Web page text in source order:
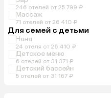
246 отелей от 25 799 ₽
Массаж
71 отелей от 26 410 ₽
Для семей с детьми
Няня
24 отеля от 26 410 ₽
Детское меню
6 отелей от 31 371 ₽
Детский бассейн
5 отелей от 31 167 ₽